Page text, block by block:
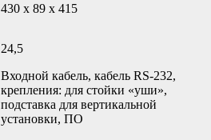
430 x 89 x 415
24,5
Входной кабель, кабель RS-232,
крепления: для стойки «уши»,
подставка для вертикальной
установки, ПО